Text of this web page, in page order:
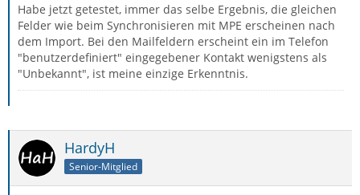
Habe jetzt getestet, immer das selbe Ergebnis, die gleichen
Felder wie beim Synchronisieren mit MPE erscheinen nach
dem Import. Bei den Mailfeldern erscheint ein im Telefon
"benutzerdefiniert" eingegebener Kontakt wenigstens als
"Unbekannt", ist meine einzige Erkenntnis.
HardyH
Senior-Mitglied